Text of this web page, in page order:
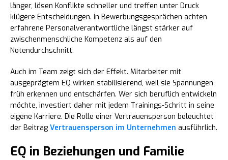
länger, lösen Konflikte schneller und treffen unter Druck
klügere Entscheidungen. In Bewerbungsgesprächen achten
erfahrene Personalverantwortliche längst stärker auf
zwischenmenschliche Kompetenz als auf den
Notendurchschnitt.
Auch im Team zeigt sich der Effekt. Mitarbeiter mit
ausgeprägtem EQ wirken stabilisierend, weil sie Spannungen
früh erkennen und entschärfen. Wer sich beruflich entwickeln
möchte, investiert daher mit jedem Trainings-Schritt in seine
eigene Karriere. Die Rolle einer Vertrauensperson beleuchtet
der Beitrag Vertrauensperson im Unternehmen ausführlich.
EQ in Beziehungen und Familie